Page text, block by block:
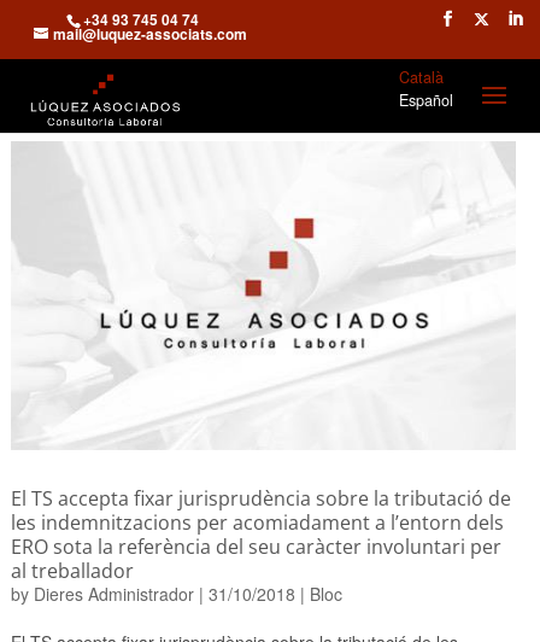
+34 93 745 04 74
mail@luquez-associats.com
Català
Español
El TS accepta fixar jurisprudència sobre la tributació de
les indemnitzacions per acomiadament a l’entorn dels
ERO sota la referència del seu caràcter involuntari per
al treballador
by Dieres Administrador| 31/10/2018 | Bloc